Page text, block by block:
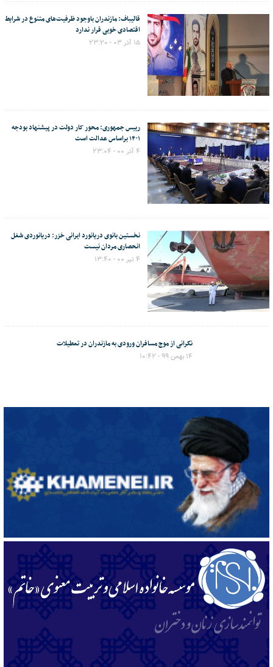
قالیباف: مازندران باوجود ظرفیت‌های متنوع در شرایط
اقتصادی خوبی قرار ندارد
۱۵ آذر ۰۳ - ۲۳:۲۰
رییس جمهوری: محور کار دولت در پیشنهاد بودجه
۱۴۰۱ براساس عدالت است
۴ آذر ۰۰ - ۲۳:۰۴
نخستین بانوی دریانورد ایرانی خزر: دریانوردی شغل
انحصاری مردان نیست
۴ تیر ۰۰ - ۱۳:۴۰
نگرانی از موج مسافران ورودی به مازندران در تعطیلات
۱۴ بهمن ۹۹ - ۱۰:۴۲